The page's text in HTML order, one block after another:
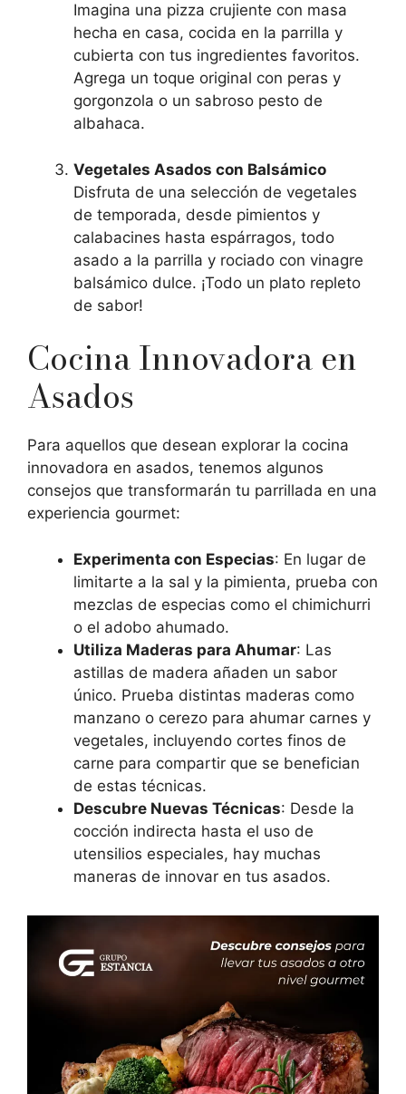
Imagina una pizza crujiente con masa
hecha en casa, cocida en la parrilla y
cubierta con tus ingredientes favoritos.
Agrega un toque original con peras y
gorgonzola o un sabroso pesto de
albahaca.
Vegetales Asados con Balsámico
Disfruta de una selección de vegetales
de temporada, desde pimientos y
calabacines hasta espárragos, todo
asado a la parrilla y rociado con vinagre
balsámico dulce. ¡Todo un plato repleto
de sabor!
Cocina Innovadora en
Asados
Para aquellos que desean explorar la cocina
innovadora en asados, tenemos algunos
consejos que transformarán tu parrillada en una
experiencia gourmet:
Experimenta con Especias: En lugar de
limitarte a la sal y la pimienta, prueba con
mezclas de especias como el chimichurri
o el adobo ahumado.
Utiliza Maderas para Ahumar: Las
astillas de madera añaden un sabor
único. Prueba distintas maderas como
manzano o cerezo para ahumar carnes y
vegetales, incluyendo cortes finos de
carne para compartir que se benefician
de estas técnicas.
Descubre Nuevas Técnicas: Desde la
cocción indirecta hasta el uso de
utensilios especiales, hay muchas
maneras de innovar en tus asados.